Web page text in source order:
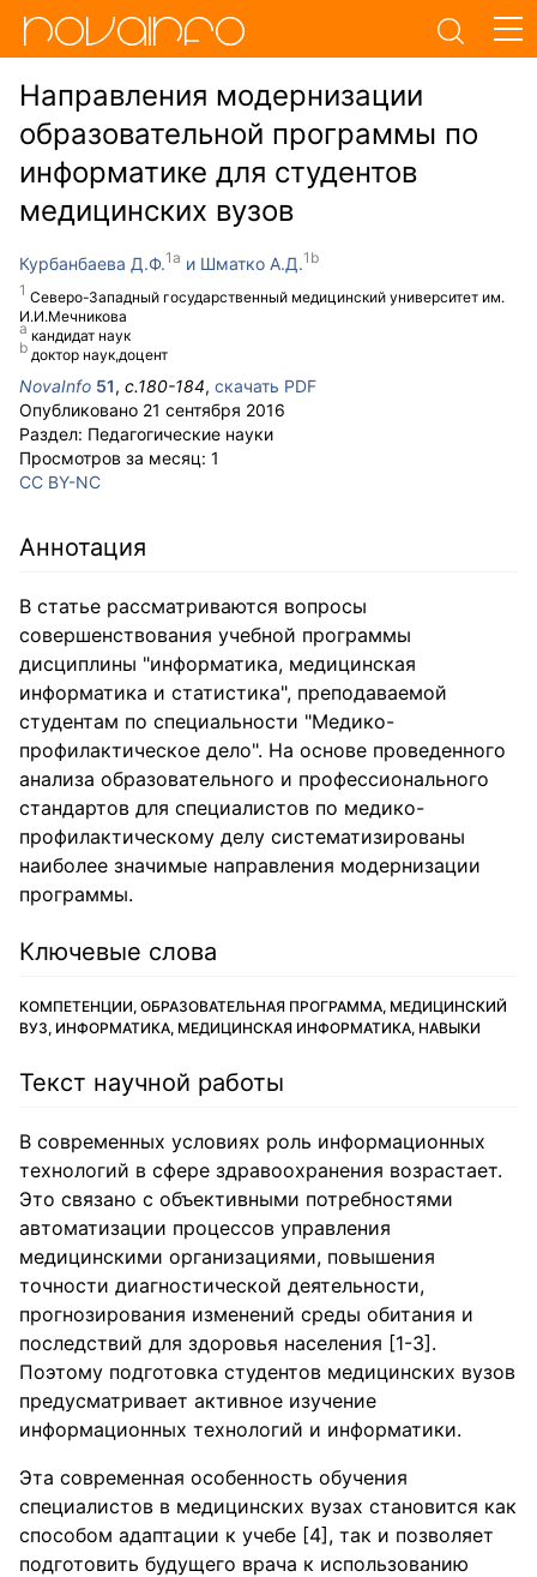
Направления модернизации
образовательной программы по
информатике для студентов
медицинских вузов
Курбанбаева Д.Ф.
Северо-Западный государственный медицинский университет им.
И.И.Мечникова
кандидат наук
Шматко А.Д.
доктор наук,доцент
NovaInfo 51, с.180-184, скачать PDF
Опубликовано 21 сентября 2016
Раздел: Педагогические науки
Просмотров за месяц: 1
CC BY-NC
Аннотация
В статье рассматриваются вопросы
совершенствования учебной программы
дисциплины "информатика, медицинская
информатика и статистика", преподаваемой
студентам по специальности "Медико-
профилактическое дело". На основе проведенного
анализа образовательного и профессионального
стандартов для специалистов по медико-
профилактическому делу систематизированы
наиболее значимые направления модернизации
программы.
Ключевые слова
КОМПЕТЕНЦИИ, ОБРАЗОВАТЕЛЬНАЯ ПРОГРАММА, МЕДИЦИНСКИЙ
ВУЗ, ИНФОРМАТИКА, МЕДИЦИНСКАЯ ИНФОРМАТИКА, НАВЫКИ
Текст научной работы
В современных условиях роль информационных
технологий в сфере здравоохранения возрастает.
Это связано с объективными потребностями
автоматизации процессов управления
медицинскими организациями, повышения
точности диагностической деятельности,
прогнозирования изменений среды обитания и
последствий для здоровья населения [1-3].
Поэтому подготовка студентов медицинских вузов
предусматривает активное изучение
информационных технологий и информатики.
Эта современная особенность обучения
специалистов в медицинских вузах становится как
способом адаптации к учебе [4], так и позволяет
подготовить будущего врача к использованию